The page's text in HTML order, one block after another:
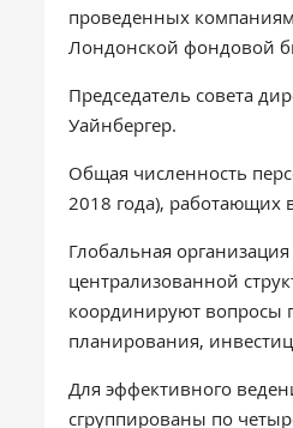
проведенных
Лондонской фондовой
Председатель совета
Уайнбергер.
Общая численность
2018 года), работающих
Глобальная
централизованной
координируют вопросы
планирования,
Для эффективного
сгруппированы по